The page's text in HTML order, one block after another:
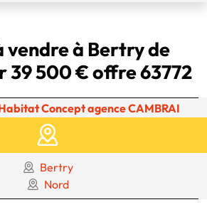
vendre à Bertry de
39 500 € offre 63772
Concept agence CAMBRAI
Bertry
Nord